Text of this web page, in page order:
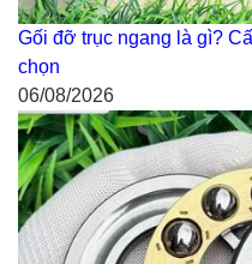
Gối đỡ trục ngang là gì?
chọn
06/08/2026